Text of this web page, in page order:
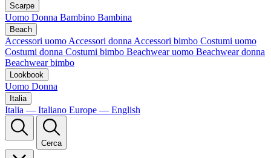
Scarpe
Uomo Donna Bambino Bambina
Beach
Accessori uomo Accessori donna Accessori bimbo Costumi uomo
Costumi donna Costumi bimbo Beachwear uomo Beachwear donna
Beachwear bimbo
Lookbook
Uomo Donna
Italia
Italia — Italiano Europe — English
Cerca